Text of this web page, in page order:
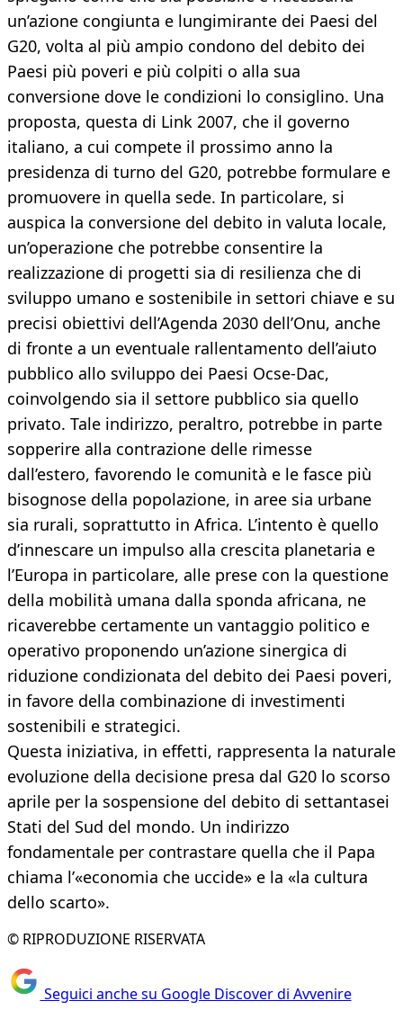
un’azione congiunta e lungimirante dei Paesi del
G20, volta al più ampio condono del debito dei
Paesi più poveri e più colpiti o alla sua
conversione dove le condizioni lo consiglino. Una
proposta, questa di Link 2007, che il governo
italiano, a cui compete il prossimo anno la
presidenza di turno del G20, potrebbe formulare e
promuovere in quella sede. In particolare, si
auspica la conversione del debito in valuta locale,
un’operazione che potrebbe consentire la
realizzazione di progetti sia di resilienza che di
sviluppo umano e sostenibile in settori chiave e su
precisi obiettivi dell’Agenda 2030 dell’Onu, anche
di fronte a un eventuale rallentamento dell’aiuto
pubblico allo sviluppo dei Paesi Ocse-Dac,
coinvolgendo sia il settore pubblico sia quello
privato. Tale indirizzo, peraltro, potrebbe in parte
sopperire alla contrazione delle rimesse
dall’estero, favorendo le comunità e le fasce più
bisognose della popolazione, in aree sia urbane
sia rurali, soprattutto in Africa. L’intento è quello
d’innescare un impulso alla crescita planetaria e
l’Europa in particolare, alle prese con la questione
della mobilità umana dalla sponda africana, ne
ricaverebbe certamente un vantaggio politico e
operativo proponendo un’azione sinergica di
riduzione condizionata del debito dei Paesi poveri,
in favore della combinazione di investimenti
sostenibili e strategici.
Questa iniziativa, in effetti, rappresenta la naturale
evoluzione della decisione presa dal G20 lo scorso
aprile per la sospensione del debito di settantasei
Stati del Sud del mondo. Un indirizzo
fondamentale per contrastare quella che il Papa
chiama l’«economia che uccide» e la «la cultura
dello scarto».
© RIPRODUZIONE RISERVATA
Seguici anche su Google Discover di Avvenire